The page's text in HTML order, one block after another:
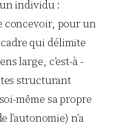
individu :
concevoir, pour un
qui délimite
large, c’est-à -
structurant
même sa propre
l’autonomie) n’a